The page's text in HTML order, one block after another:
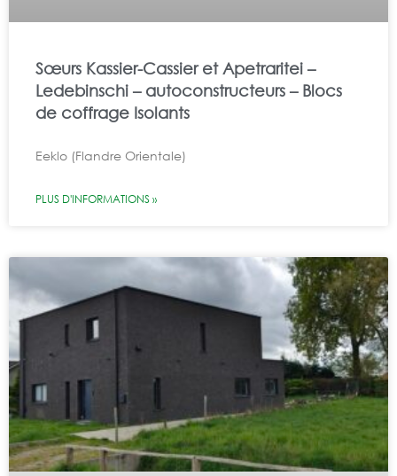
Sœurs Kassier-Cassier et Apetraritei –
Ledebinschi – autoconstructeurs – Blocs
de coffrage Isolants
Eeklo (Flandre Orientale)
PLUS D'INFORMATIONS »